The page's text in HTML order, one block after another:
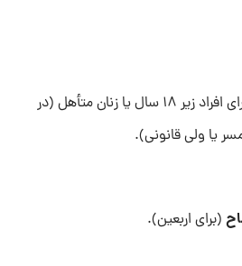
برای افراد زیر ۱۸ سال یا زنان متأهل (در
یا ولی قانونی).
(برای اربعین).